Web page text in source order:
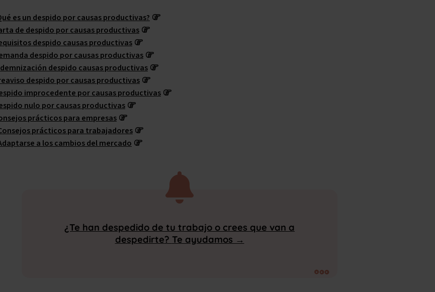
es un despido por causas productivas?
de despido por causas productivas
despido causas productivas
despido por causas productivas
despido causas productivas
despido por causas productivas
improcedente por causas productivas
nulo por causas productivas
prácticos para empresas
prácticos para trabajadores
a los cambios del mercado
¿Te han despedido de tu trabajo o crees que van a
despedirte? Te ayudamos →